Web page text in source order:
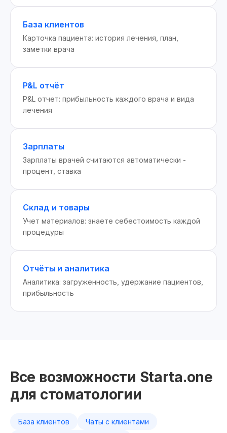
База клиентов
Карточка пациента: история лечения, план,
заметки врача
P&L отчёт
P&L отчет: прибыльность каждого врача и вида
лечения
Зарплаты
Зарплаты врачей считаются автоматически -
процент, ставка
Склад и товары
Учет материалов: знаете себестоимость каждой
процедуры
Отчёты и аналитика
Аналитика: загруженность, удержание пациентов,
прибыльность
Все возможности Starta.one
для стоматологии
База клиентов
Чаты с клиентами